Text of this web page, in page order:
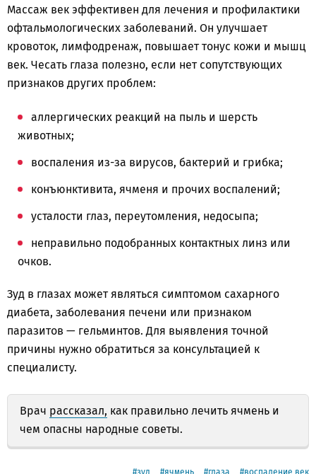
Массаж век эффективен для лечения и профилактики
офтальмологических заболеваний. Он улучшает
кровоток, лимфодренаж, повышает тонус кожи и мышц
век. Чесать глаза полезно, если нет сопутствующих
признаков других проблем:
аллергических реакций на пыль и шерсть
животных;
воспаления из-за вирусов, бактерий и грибка;
конъюнктивита, ячменя и прочих воспалений;
усталости глаз, переутомления, недосыпа;
неправильно подобранных контактных линз или
очков.
Зуд в глазах может являться симптомом сахарного
диабета, заболевания печени или признаком
паразитов — гельминтов. Для выявления точной
причины нужно обратиться за консультацией к
специалисту.
Врач рассказал, как правильно лечить ячмень и
чем опасны народные советы.
зуд ячмень глаза воспаление век